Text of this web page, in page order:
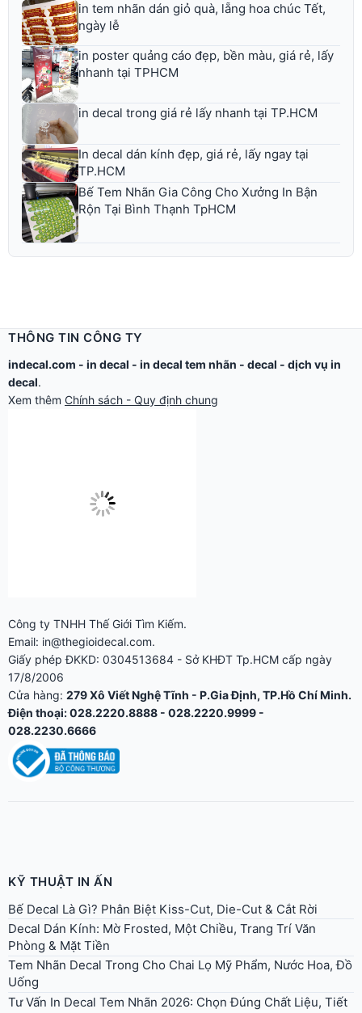
in tem nhãn dán giỏ quà, lẵng hoa chúc Tết,
ngày lễ
in poster quảng cáo đẹp, bền màu, giá rẻ, lấy
nhanh tại TPHCM
in decal trong giá rẻ lấy nhanh tại TP.HCM
In decal dán kính đẹp, giá rẻ, lấy ngay tại
TP.HCM
Bế Tem Nhãn Gia Công Cho Xưởng In Bận
Rộn Tại Bình Thạnh TpHCM
indecal.com -
decal.
Công ty TNHH Thế Giới Tìm Kiếm.
Email: in@thegioidecal.com.
KỸ THUẬT IN ẤN
Bế Decal Là Gì? Phân Biệt Kiss-Cut, Die-Cut & Cắt Rời
Kiệm 30% Chi Phí
In Tem Dán Hộp Đựng Thực Phẩm: Chuẩn An Toàn Vệ Sinh
2026
In Decal Phản Quang Dán Xe Tải, Biển Báo: Chọn 3M 610
Hay 3M 3900 (Tổ Ong)?
Decal Dán Laptop, Vỏ Điện Thoại, Skin Thiết Bị: Chất Liệu &
In Cá Nhân Hóa